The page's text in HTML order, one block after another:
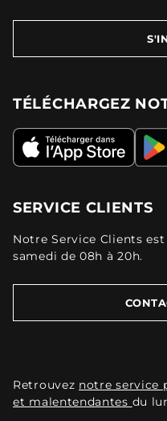
TÉLÉCHARGEZ
SERVICE CLIENTS
Notre Service Clients
samedi de 08h à 20h.
Retrouvez notre service
et malentendantes du